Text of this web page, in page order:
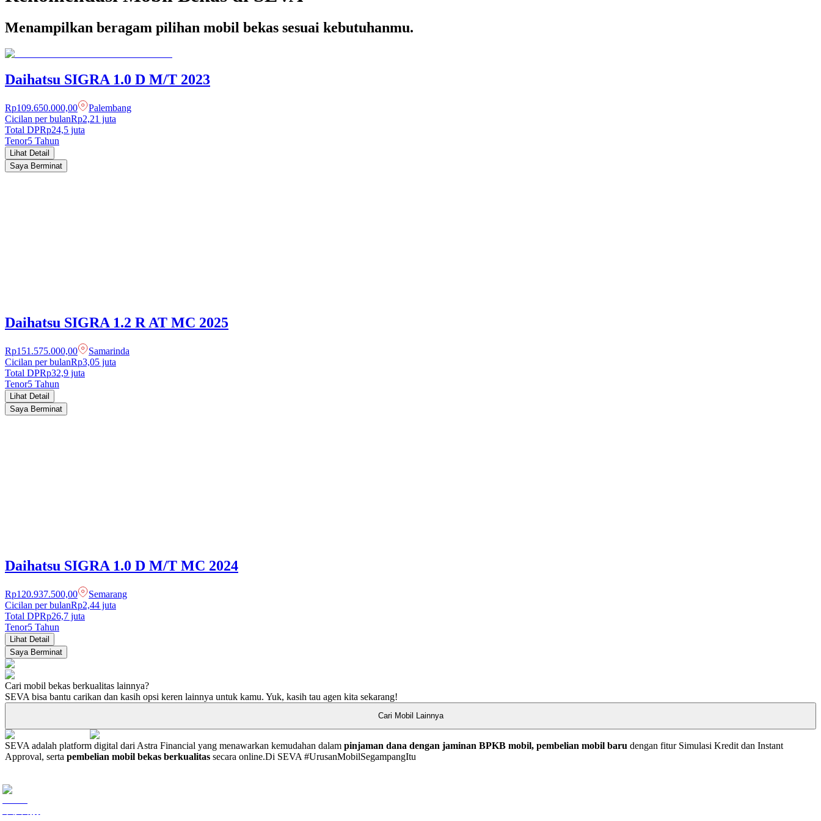
Menampilkan beragam pilihan mobil bekas sesuai kebutuhanmu.
Daihatsu SIGRA 1.0 D M/T 2023
Rp109.650.000,00
Palembang
Cicilan per bulanRp2,21 juta
Total DPRp24,5 juta
Tenor5 Tahun
Lihat Detail
Saya Berminat
Daihatsu SIGRA 1.2 R AT MC 2025
Rp151.575.000,00
Samarinda
Cicilan per bulanRp3,05 juta
Total DPRp32,9 juta
Tenor5 Tahun
Lihat Detail
Saya Berminat
Daihatsu SIGRA 1.0 D M/T MC 2024
Rp120.937.500,00
Semarang
Cicilan per bulanRp2,44 juta
Total DPRp26,7 juta
Tenor5 Tahun
Lihat Detail
Saya Berminat
Cari mobil bekas berkualitas lainnya?
SEVA bisa bantu carikan dan kasih opsi keren lainnya untuk kamu. Yuk, kasih tau agen kita sekarang!
Cari Mobil Lainnya
SEVA adalah platform digital dari Astra Financial yang menawarkan kemudahan dalam pinjaman dana dengan jaminan BPKB mobil, pembelian mobil baru dengan fitur Simulasi Kredit dan Instant
Approval, serta pembelian mobil bekas berkualitas secara online.Di SEVA #UrusanMobilSegampangItu